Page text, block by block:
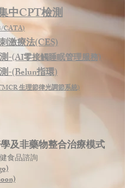
中CPT檢測
CATA)
激療法(CES)
-(AI零接觸睡眠管理服務)
-(Belun指環)
生理節律光調節系統)
及非藥物整合治療模式
食品諮詢